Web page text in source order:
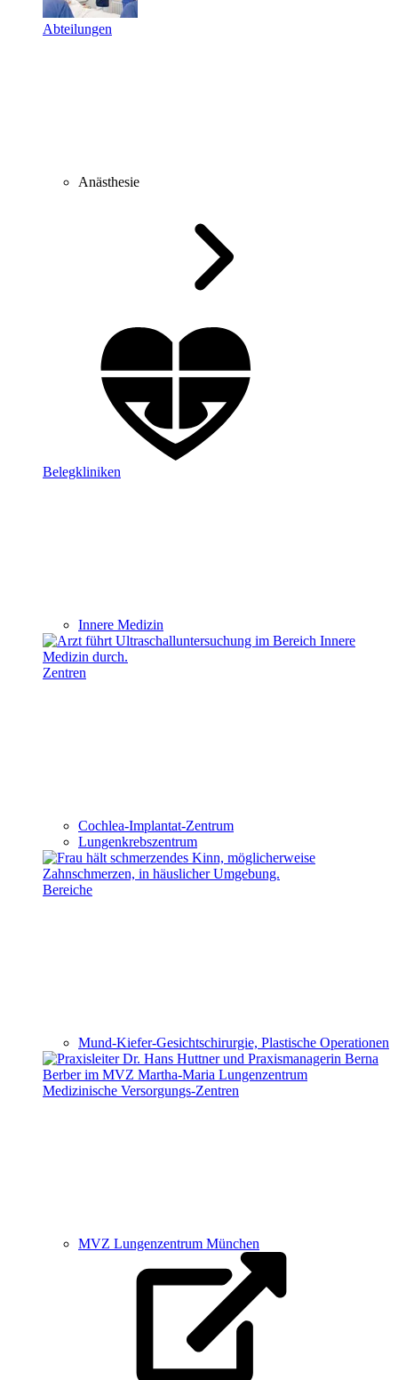
Abteilungen
Anästhesie
Belegkliniken
Innere Medizin
Zentren
Cochlea-Implantat-Zentrum
Lungenkrebszentrum
Bereiche
Mund-Kiefer-Gesichtschirurgie, Plastische Operationen
Medizinische Versorgungs-Zentren
MVZ Lungenzentrum München